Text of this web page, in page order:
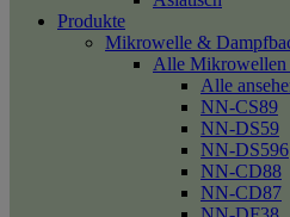
Produkte
Mikrowelle &
Alle Mikrowellen
Alle
NN-CS89
NN-DS59
NN-DS596
NN-CD88
NN-CD87